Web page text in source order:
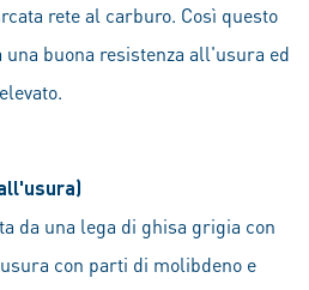
rete al carburo. Così questo
una buona resistenza all'usura ed
da una lega di ghisa grigia con
con parti di molibdeno e